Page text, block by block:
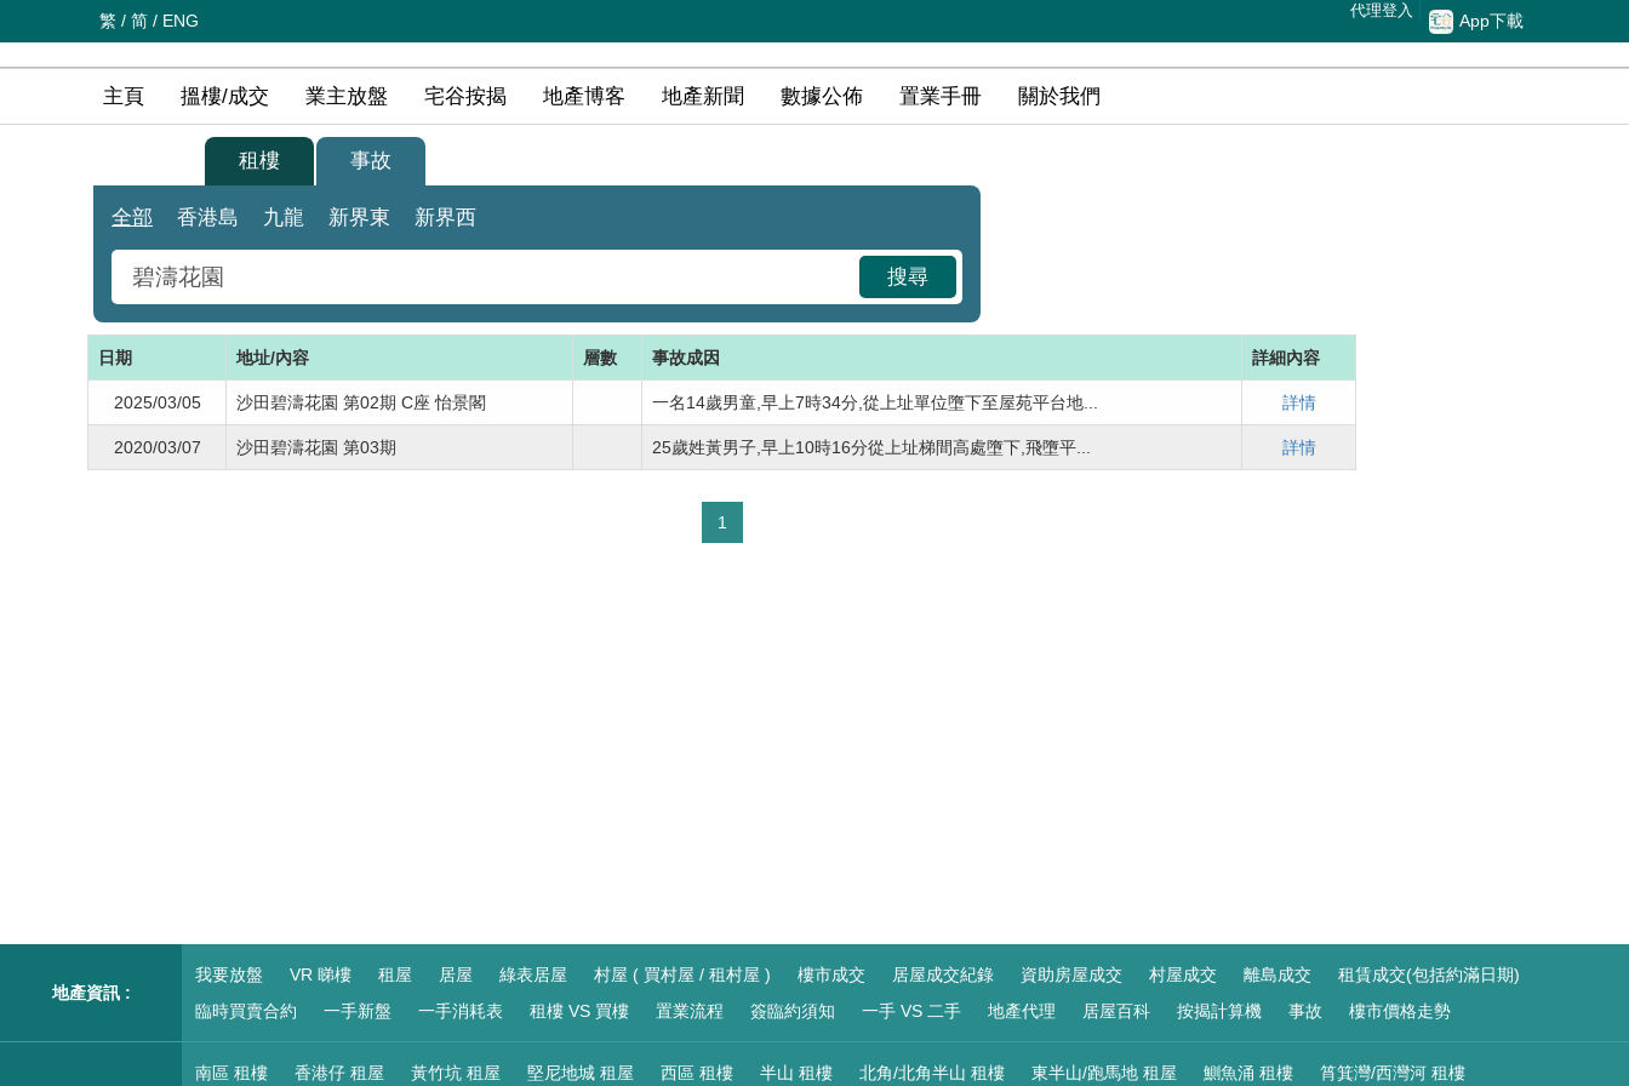
繁 / 简 / ENG App下載
代理登入
主頁 搵樓/成交 業主放盤 宅谷按揭 地產博客 地產新聞 數據公佈 置業手冊 關於我們
租樓 事故
全部 香港島 九龍 新界東 新界西
搜尋
日期 地址/內容 層數 事故成因 詳細內容
2025/03/05 沙田碧濤花園 第02期 C座 怡景閣 一名14歲男童,早上7時34分,從上址單位墮下至屋苑平台地... 詳情
2020/03/07 沙田碧濤花園 第03期 25歲姓黃男子,早上10時16分從上址梯間高處墮下,飛墮平... 詳情
1
地產資訊 :
我要放盤 VR 睇樓 租屋 居屋 綠表居屋 村屋 ( 買村屋 / 租村屋 ) 樓市成交 居屋成交紀錄 資助房屋成交 村屋成交 離島成交
租賃成交(包括約滿日期)
臨時買賣合約
一手新盤 一手消耗表 租樓 VS 買樓 置業流程 簽臨約須知 一手 VS 二手 地產代理 居屋百科 按揭計算機 事故 樓市價格走勢
南區 租樓 香港仔 租屋 黃竹坑 租屋 堅尼地城 租屋 西區 租樓 半山 租樓 北角/北角半山 租樓 東半山/跑馬地 租屋 鰂魚涌 租樓 筲箕灣/西灣河 租樓